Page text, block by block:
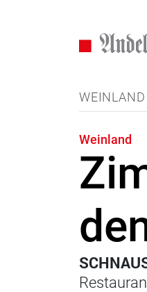
WEINLAND
Weinland